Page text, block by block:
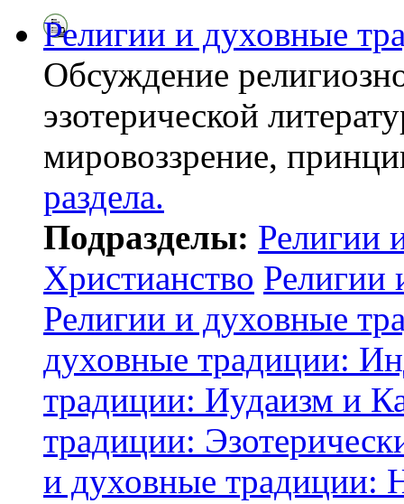
Религии и духовные
Обсуждение
эзотерической
мировоззрение,
раздела.
Подразделы: Религии
Христианство Религии
Религии и духовные
духовные традиции:
традиции: Иудаизм и
традиции:
и духовные традиции: